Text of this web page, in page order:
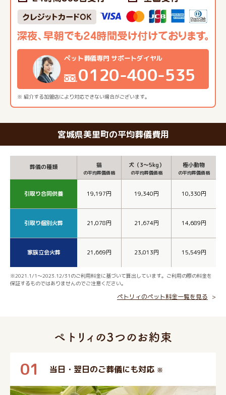
※ 紹介する加盟店により対応できない場合がございます。
ペット葬儀専門 サポートダイヤル
0120-400-535
宮城県美里町の平均葬儀費用
葬儀の種類 猫
の平均葬儀価格
犬（3～5kg）
の平均葬儀価格
極小動物
の平均葬儀価格
引取り合同供養 19,197円 19,340円 10,330円
引取り個別火葬 21,078円 21,674円 14,689円
家族立会火葬 21,669円 23,013円 15,549円
※2021.1/1～2023.12/31のご利用料金に基づいて算出しています。ご利用の際の料金を
保証するものではありませんのでご注意ください。
ペトリィのペット料金一覧を見る
01 当日・翌日のご葬儀にも対応 ※